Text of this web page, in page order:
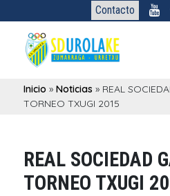
Contacto
Inicio »Noticias » REAL
TORNEO TXUGI 2015
REAL SOCIEDAD
TORNEO TXUGI